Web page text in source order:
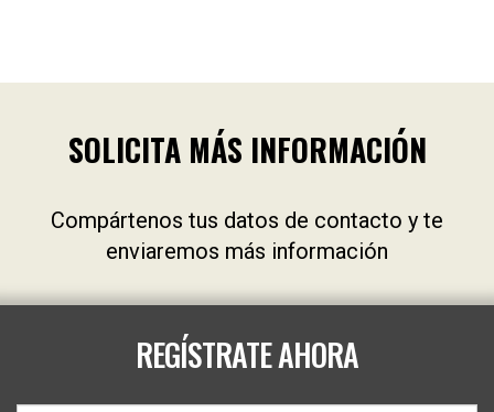
SOLICITA MÁS INFORMACIÓN
Compártenos tus datos de contacto y te
enviaremos más información
REGÍSTRATE AHORA